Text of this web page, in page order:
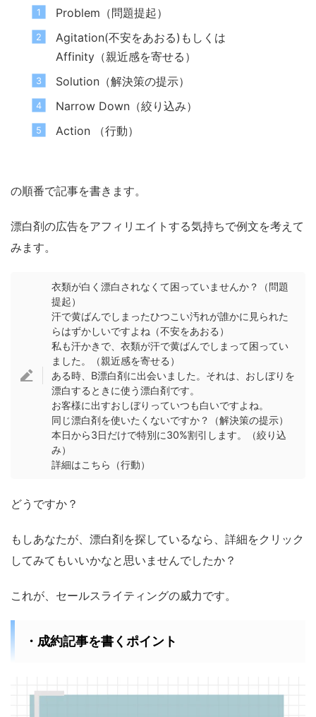
Problem（問題提起）
Agitation(不安をあおる)もしくは
Affinity（親近感を寄せる）
Solution（解決策の提示）
Narrow Down（絞り込み）
Action （行動）
の順番で記事を書きます。
漂白剤の広告をアフィリエイトする気持ちで例文を考えて
みます。
衣類が白く漂白されなくて困っていませんか？（問題
提起）
汗で黄ばんでしまったひつこい汚れが誰かに見られた
らはずかしいですよね（不安をあおる）
私も汗かきで、衣類が汗で黄ばんでしまって困ってい
ました。（親近感を寄せる）
ある時、B漂白剤に出会いました。それは、おしぼりを
漂白するときに使う漂白剤です。
お客様に出すおしぼりっていつも白いですよね。
同じ漂白剤を使いたくないですか？（解決策の提示）
本日から3日だけで特別に30%割引します。（絞り込
み）
詳細はこちら（行動）
どうですか？
もしあなたが、漂白剤を探しているなら、詳細をクリック
してみてもいいかなと思いませんでしたか？
これが、セールスライティングの威力です。
・成約記事を書くポイント